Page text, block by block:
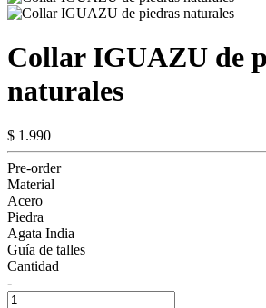
Collar IGUAZU de
naturales
$ 1.990
Pre-order
Material
Acero
Piedra
Agata India
Guía de talles
Cantidad
-